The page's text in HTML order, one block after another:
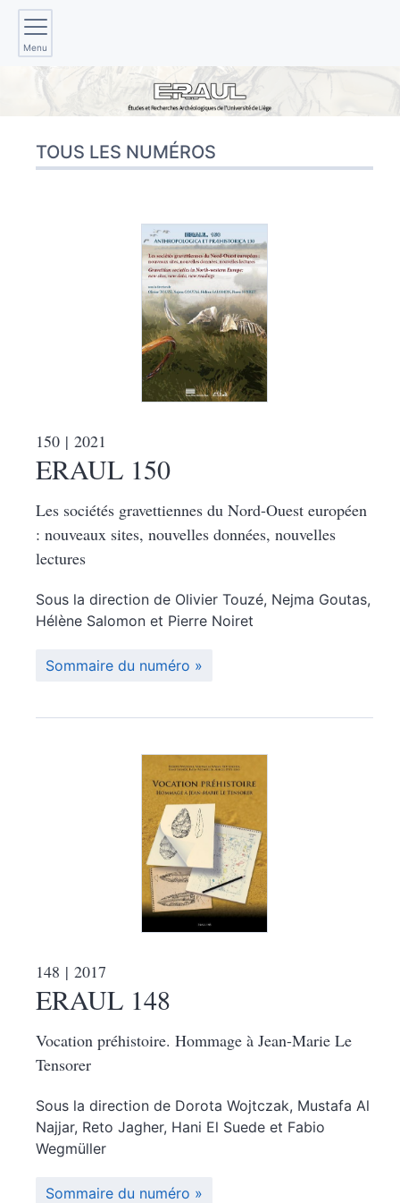
Menu
TOUS LES NUMÉROS
150 | 2021
ERAUL 150
Les sociétés gravettiennes du Nord-Ouest européen
: nouveaux sites, nouvelles données, nouvelles
lectures
Sous la direction de Olivier Touzé, Nejma Goutas,
Hélène Salomon et Pierre Noiret
Sommaire du numéro
148 | 2017
ERAUL 148
Vocation préhistoire. Hommage à Jean-Marie Le
Tensorer
Sous la direction de Dorota Wojtczak, Mustafa Al
Najjar, Reto Jagher, Hani El Suede et Fabio
Wegmüller
Sommaire du numéro